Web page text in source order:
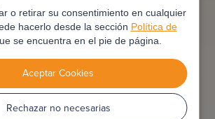
o retirar su consentimiento en cualquier
hacerlo desde la sección Política de
se encuentra en el pie de página.
Aceptar Cookies
Rechazar no necesarias
Hipoteca en Córdoba
Hipoteca en Huelva
Hipoteca en Tarragona
Hipoteca en Cáceres